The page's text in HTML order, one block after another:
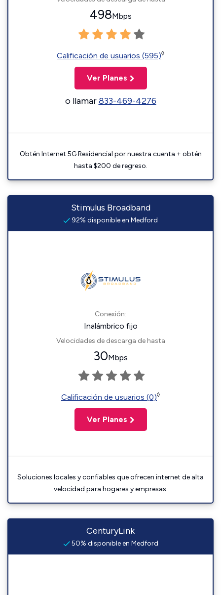
498Mbps
Calificación de usuarios (595)◊
Ver Planes
o llamar833-469-4276
Obtén Internet 5G Residencial por nuestra cuenta + obtén
hasta $200 de regreso.
Stimulus Broadband
92% disponible en Medford
Conexión:
Inalámbrico fijo
Velocidades de descarga de hasta
30Mbps
Calificación de usuarios (0)◊
Ver Planes
Soluciones locales y confiables que ofrecen internet de alta
velocidad para hogares y empresas.
CenturyLink
50% disponible en Medford